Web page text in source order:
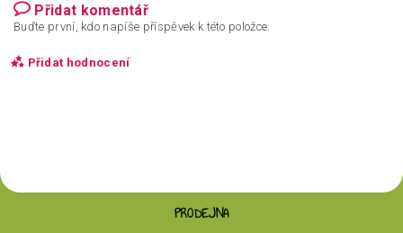
Přidat komentář
Buďte první, kdo napíše příspěvek k této položce.
Přidat hodnocení
PRODEJNA